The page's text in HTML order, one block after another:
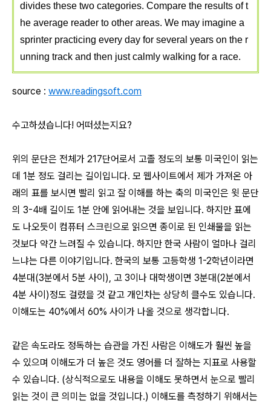
divides these two categories. Compare the results of t
he average reader to other areas. We may imagine a
sprinter practicing every day for several years on the r
unning track and then just calmly walking for a race.
source : www.readingsoft.com
수고하셨습니다! 어떠셨는지요?
위의 문단은 전체가 217단어로서 고졸 정도의 보통 미국인이 읽는
데 1분 정도 걸리는 길이입니다. 모 웹사이트에서 제가 가져온 아
래의 표를 보시면 빨리 읽고 잘 이해를 하는 축의 미국인은 윗 문단
의 3-4배 길이도 1분 안에 읽어내는 것을 보입니다. 하지만 표에
도 나오듯이 컴퓨터 스크린으로 읽으면 종이로 된 인쇄물을 읽는
것보다 약간 느려질 수 있습니다. 하지만 한국 사람이 얼마나 걸리
느냐는 다른 이야기입니다. 한국의 보통 고등학생 1-2학년이라면
4분대(3분에서 5분 사이), 고 3이나 대학생이면 3분대(2분에서
4분 사이)정도 걸렸을 것 같고 개인차는 상당히 클수도 있습니다.
이해도는 40%에서 60% 사이가 나올 것으로 생각합니다.
같은 속도라도 정독하는 습관을 가진 사람은 이해도가 훨씬 높을
수 있으며 이해도가 더 높은 것도 영어를 더 잘하는 지표로 사용할
수 있습니다. (상식적으로도 내용을 이해도 못하면서 눈으로 빨리
읽는 것이 큰 의미는 없을 것입니다.) 이해도를 측정하기 위해서는